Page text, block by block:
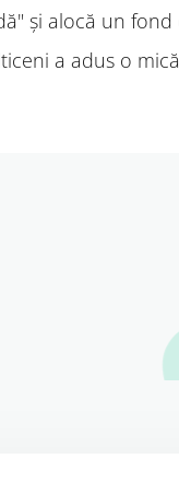
și alocă un fond
a adus o